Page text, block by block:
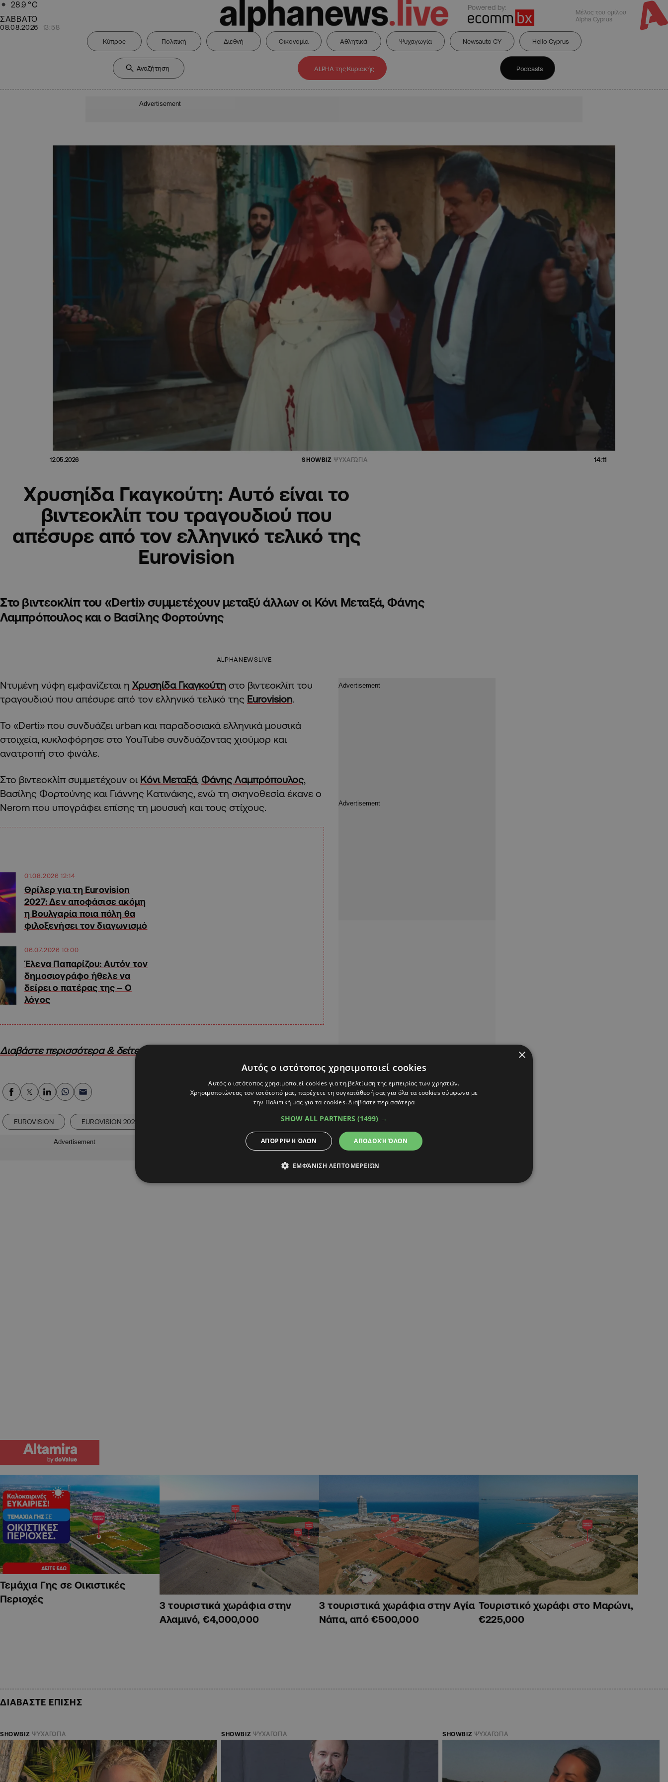
28.9 °C
ΣΑΒΒΑΤΟ
08.08.2026 13:58
Powered by:
Μέλος του ομίλου
Alpha Cyprus
Κύπρος Πολιτική Διεθνή Οικονομία Αθλητικά Ψυχαγωγία Newsauto CY Hello Cyprus
ALPHA της Κυριακής Podcasts
Advertisement
12.05.2026 SHOWBIZ ΨΥΧΑΓΩΓΙΑ 14:11
Χρυσηίδα Γκαγκούτη: Αυτό είναι το
βιντεοκλίπ του τραγουδιού που
απέσυρε από τον ελληνικό τελικό της
Eurovision
Στο βιντεοκλίπ του «Derti» συμμετέχουν μεταξύ άλλων οι Κόνι Μεταξά, Φάνης
Λαμπρόπουλος και ο Βασίλης Φορτούνης
ALPHANEWSLIVE
Ντυμένη νύφη εμφανίζεται η Χρυσηίδα Γκαγκούτη στο βιντεοκλίπ του
τραγουδιού που απέσυρε από τον ελληνικό τελικό της Eurovision.
Το «Derti» που συνδυάζει urban και παραδοσιακά ελληνικά μουσικά
στοιχεία, κυκλοφόρησε στο YouTube συνδυάζοντας χιούμορ και
ανατροπή στο φινάλε.
Στο βιντεοκλίπ συμμετέχουν οι Κόνι Μεταξά, Φάνης Λαμπρόπουλος,
Βασίλης Φορτούνης και Γιάννης Κατινάκης, ενώ τη σκηνοθεσία έκανε ο
Nerom που υπογράφει επίσης τη μουσική και τους στίχους.
01.08.2026 12:14
Θρίλερ για τη Eurovision
2027: Δεν αποφάσισε ακόμη
η Βουλγαρία ποια πόλη θα
φιλοξενήσει τον διαγωνισμό
06.07.2026 10:00
Έλενα Παπαρίζου: Αυτόν τον
δημοσιογράφο ήθελε να
δείρει ο πατέρας της – Ο
λόγος
Διαβάστε περισσότερα & δείτε το βίντεο στο HELLO!Cyprus
Alpha Podcasts
EUROVISION EUROVISION 2026 ΦΑΝΗΣ ΛΑΜΠΡΟΠΟΥΛΟΣ ΧΡΥΣΗΙΔΑ ΓΚΑΓΚΟΥΤΗ
Advertisement
Τεμάχια Γης σε Οικιστικές
Περιοχές
3 τουριστικά χωράφια στην
Αλαμινό, €4,000,000
3 τουριστικά χωράφια στην Αγία
Νάπα, από €500,000
Τουριστικό χωράφι στο Μαρώνι,
€225,000
ΔΙΑΒΑΣΤΕ ΕΠΙΣΗΣ
SHOWBIZ ΨΥΧΑΓΩΓΙΑ SHOWBIZ ΨΥΧΑΓΩΓΙΑ SHOWBIZ ΨΥΧΑΓΩΓΙΑ
×
Αυτός ο ιστότοπος χρησιμοποιεί cookies
Αυτός ο ιστότοπος χρησιμοποιεί cookies για τη βελτίωση της εμπειρίας των χρηστών.
Χρησιμοποιώντας τον ιστότοπό μας, παρέχετε τη συγκατάθεσή σας για όλα τα cookies σύμφωνα με
την Πολιτική μας για τα cookies.Διαβάστε περισσότερα
SHOW ALL PARTNERS (1499) →
ΑΠΟΔΟΧΉ ΌΛΩΝ
ΑΠΌΡΡΙΨΗ ΌΛΩΝ
ΕΜΦΆΝΙΣΗ ΛΕΠΤΟΜΕΡΕΙΏΝ